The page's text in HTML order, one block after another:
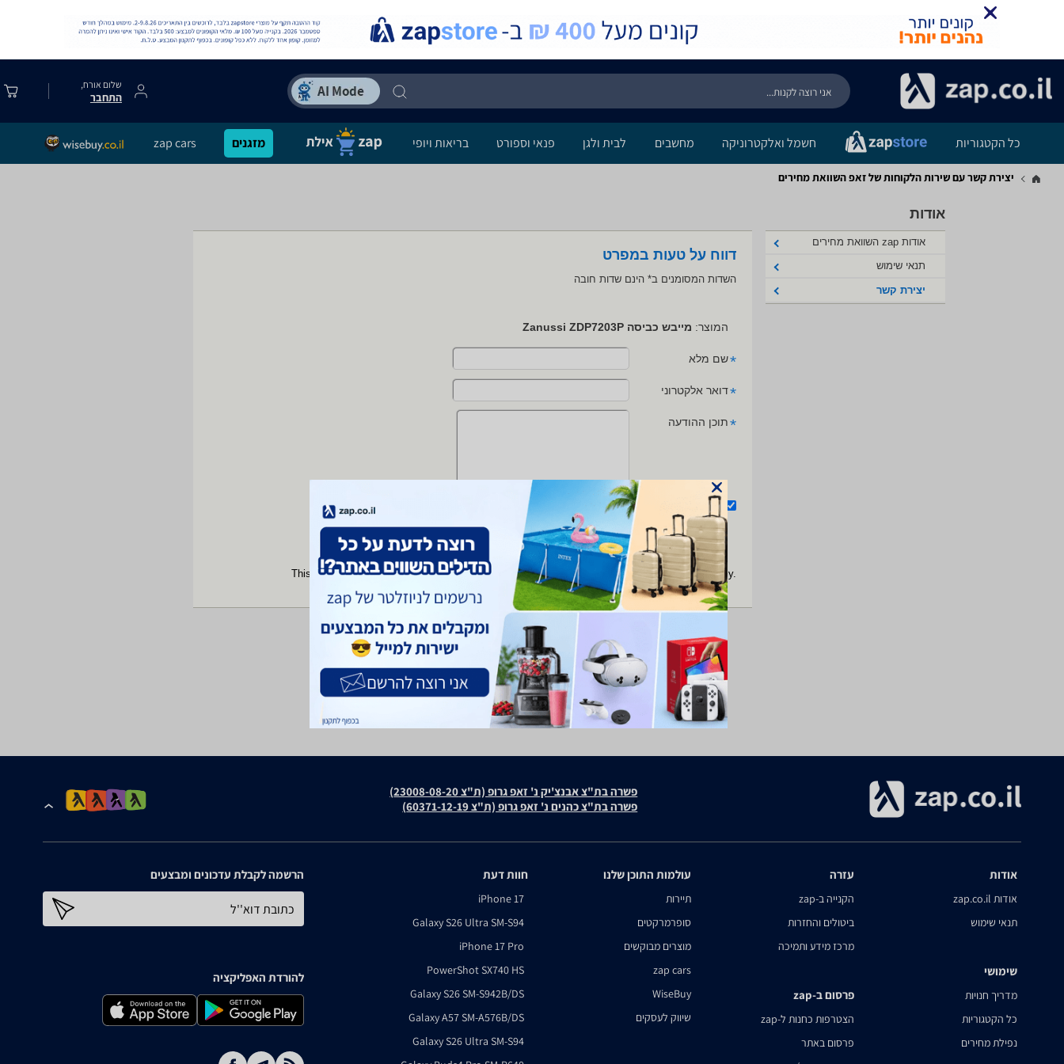
שלום אורח,
התחבר
כל הקטגוריות חשמל ואלקטרוניקה מחשבים לבית ולגן פנאי וספורט בריאות ויופי מזגנים zap cars
יצירת קשר עם שירות הלקוחות של זאפ השוואת מחירים
אודות
אודות zap השוואת מחירים
תנאי שימוש
יצירת קשר
דווח על טעות במפרט
השדות המסומנים ב* הינם שדות חובה
המוצר: מייבש כביסה Zanussi ZDP7203P
*שם מלא
*דואר אלקטרוני
*תוכן ההודעה
אני מאשר/ת את תנאי השימוש מדיניות הפרטיות
This site is protected by reCAPTCHA and the GooglePrivacy Policy and Terms of Serviceapply.
פשרה בת"צ אבנצ'יק נ' זאפ גרופ (ת"צ 23008-08-20)
פשרה בת"צ כהנים נ' זאפ גרופ (ת"צ 60371-12-19)
אודות
אודות zap.co.il
תנאי שימוש
שימושי
מדריך חנויות
כל הקטגוריות
נפילת מחירים
עזרה
הקנייה ב-zap
ביטולים והחזרות
מרכז מידע ותמיכה
פרסום ב-zap
הצטרפות כחנות ל-zap
פרסום באתר
עולמות התוכן שלנו
תיירות
סופרמרקטים
מוצרים מבוקשים
zap cars
WiseBuy
שיווק לעסקים
חוות דעת
iPhone 17
Galaxy S26 Ultra SM-S94
iPhone 17 Pro
PowerShot SX740 HS
Galaxy S26 SM-S942B/DS
Galaxy A57 SM-A576B/DS
Galaxy S26 Ultra SM-S94
הרשמה לקבלת עדכונים ומבצעים
כתובת דוא''ל
להורדת האפליקציה